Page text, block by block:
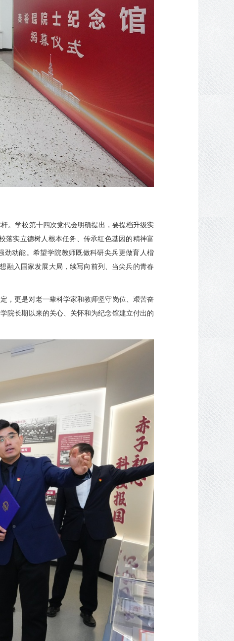
。学校第十四次党代会明确提出，要提档升级实
落实立德树人根本任务、传承红色基因的精神富
动能。希望学院教师既做科研尖兵更做育人楷
融入国家发展大局，续写向前列、当尖兵的青春
，更是对老一辈科学家和教师坚守岗位、艰苦奋
院长期以来的关心、关怀和为纪念馆建立付出的